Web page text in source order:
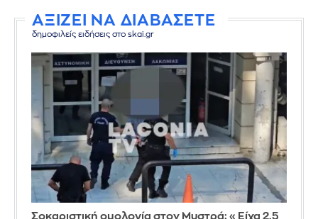
ΑΞΙΖΕΙ ΝΑ ΔΙΑΒΑΣΕΤΕ
δημοφιλείς ειδήσεις στο skai.gr
Σοκαριστική ομολογία στον Μυστρά: «Είχα 2,5